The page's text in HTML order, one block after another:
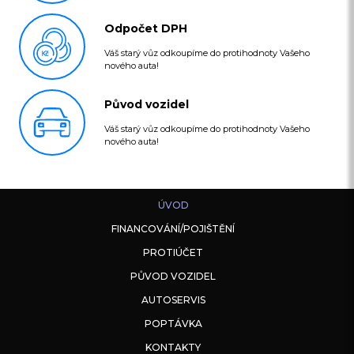
Odpočet DPH
Váš starý vůz odkoupíme do protihodnoty Vašeho
nového auta!
Původ vozidel
Váš starý vůz odkoupíme do protihodnoty Vašeho
nového auta!
ÚVOD
FINANCOVÁNÍ/POJIŠTĚNÍ
PROTIÚČET
PŮVOD VOZIDEL
AUTOSERVIS
POPTÁVKA
KONTAKTY